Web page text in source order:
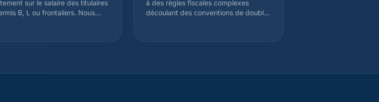
sur le salaire des titulaires
B, L ou frontaliers. Nous
(TOU) lorsque celle-ci est
à des règles fiscales complexes
découlant des conventions de double
pouvez être imposé à la source en